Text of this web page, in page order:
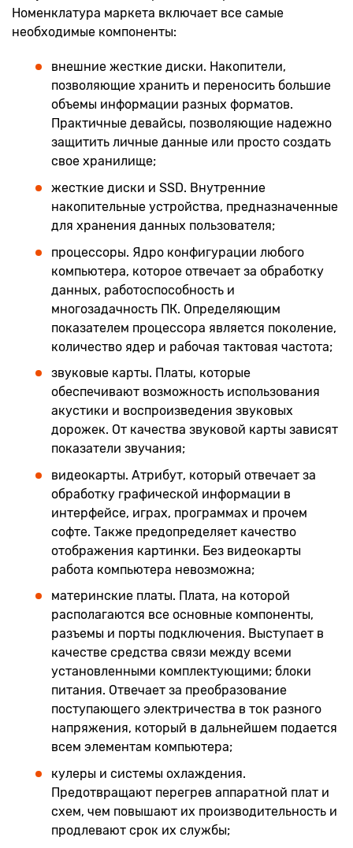
Номенклатура маркета включает все самые
необходимые компоненты:
внешние жесткие диски. Накопители,
позволяющие хранить и переносить большие
объемы информации разных форматов.
Практичные девайсы, позволяющие надежно
защитить личные данные или просто создать
свое хранилище;
жесткие диски и SSD. Внутренние
накопительные устройства, предназначенные
для хранения данных пользователя;
процессоры. Ядро конфигурации любого
компьютера, которое отвечает за обработку
данных, работоспособность и
многозадачность ПК. Определяющим
показателем процессора является поколение,
количество ядер и рабочая тактовая частота;
звуковые карты. Платы, которые
обеспечивают возможность использования
акустики и воспроизведения звуковых
дорожек. От качества звуковой карты зависят
показатели звучания;
видеокарты. Атрибут, который отвечает за
обработку графической информации в
интерфейсе, играх, программах и прочем
софте. Также предопределяет качество
отображения картинки. Без видеокарты
работа компьютера невозможна;
материнские платы. Плата, на которой
располагаются все основные компоненты,
разъемы и порты подключения. Выступает в
качестве средства связи между всеми
установленными комплектующими; блоки
питания. Отвечает за преобразование
поступающего электричества в ток разного
напряжения, который в дальнейшем подается
всем элементам компьютера;
кулеры и системы охлаждения.
Предотвращают перегрев аппаратной плат и
схем, чем повышают их производительность и
продлевают срок их службы;